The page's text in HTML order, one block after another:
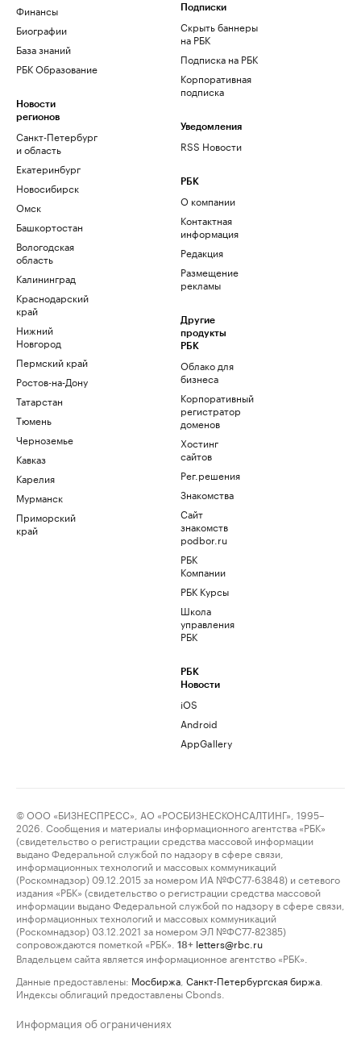
Финансы
Биографии
База знаний
РБК Образование
Новости
регионов
Санкт-Петербург
и область
Екатеринбург
Новосибирск
Омск
Башкортостан
Вологодская
область
Калининград
Краснодарский
край
Нижний
Новгород
Пермский край
Ростов-на-Дону
Татарстан
Тюмень
Черноземье
Кавказ
Карелия
Мурманск
Приморский
край
Подписки
Скрыть баннеры
на РБК
Подписка на РБК
Корпоративная
подписка
Уведомления
RSS Новости
РБК
О компании
Контактная
информация
Редакция
Размещение
рекламы
Другие
продукты
РБК
Облако для
бизнеса
Корпоративный
регистратор
доменов
Хостинг
сайтов
Рег.решения
Знакомства
Сайт
знакомств
podbor.ru
РБК
Компании
РБК Курсы
Школа
управления
РБК
РБК
Новости
iOS
Android
AppGallery
© ООО «БИЗНЕСПРЕСС», АО «РОСБИЗНЕСКОНСАЛТИНГ», 1995–
2026. Сообщения и материалы информационного агентства «РБК»
(свидетельство о регистрации средства массовой информации
выдано Федеральной службой по надзору в сфере связи,
информационных технологий и массовых коммуникаций
(Роскомнадзор) 09.12.2015 за номером ИА №ФС77-63848) и сетевого
издания «РБК» (свидетельство о регистрации средства массовой
информации выдано Федеральной службой по надзору в сфере связи,
информационных технологий и массовых коммуникаций
(Роскомнадзор) 03.12.2021 за номером ЭЛ №ФС77-82385)
сопровождаются пометкой «РБК».
18+ letters@rbc.ru
Владельцем сайта является информационное агентство «РБК».
Данные предоставлены: Мосбиржа Санкт-Петербургская биржа
Индексы облигаций предоставлены Cbonds.
Информация об ограничениях